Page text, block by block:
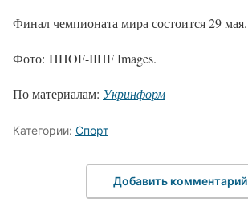
Финал чемпионата мира состоится 29 мая.
Фото: HHOF-IIHF Images.
По материалам: Укринформ
Категории: Спорт
Добавить комментарий